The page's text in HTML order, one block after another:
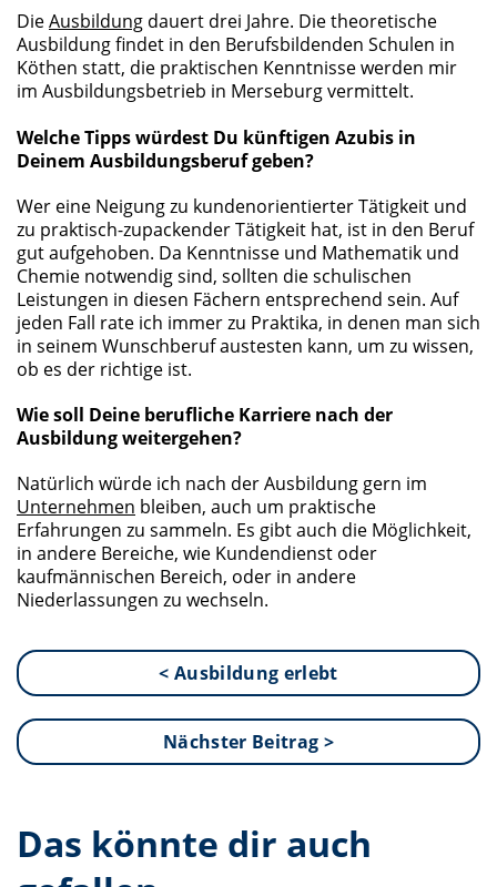
DieAusbildung dauert drei Jahre. Die theoretische
Ausbildung findet in den Berufsbildenden Schulen in
Köthen statt, die praktischen Kenntnisse werden mir
im Ausbildungsbetrieb in Merseburg vermittelt.
Welche Tipps würdest Du künftigen Azubis in
Deinem Ausbildungsberuf geben?
Wer eine Neigung zu kundenorientierter Tätigkeit und
zu praktisch-zupackender Tätigkeit hat, ist in den Beruf
gut aufgehoben. Da Kenntnisse und Mathematik und
Chemie notwendig sind, sollten die schulischen
Leistungen in diesen Fächern entsprechend sein. Auf
jeden Fall rate ich immer zu Praktika, in denen man sich
in seinem Wunschberuf austesten kann, um zu wissen,
ob es der richtige ist.
Wie soll Deine berufliche Karriere nach der
Ausbildung weitergehen?
Natürlich würde ich nach der Ausbildung gern im
Unternehmen bleiben, auch um praktische
Erfahrungen zu sammeln. Es gibt auch die Möglichkeit,
in andere Bereiche, wie Kundendienst oder
kaufmännischen Bereich, oder in andere
Niederlassungen zu wechseln.
< Ausbildung erlebt
Nächster Beitrag >
Das könnte dir auch